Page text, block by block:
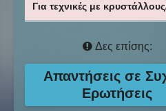
Για τεχνικές με
Δες επίσης:
Απαντήσεις σε
Ερωτήσεις